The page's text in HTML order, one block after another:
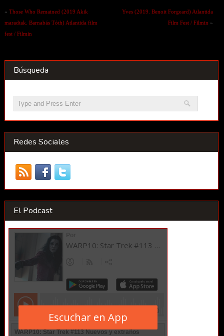
« Those Who Remained (2019 Akik
maradtak. Barnabás Tóth) Atlantida film
fest / Filmin
Yves (2019. Benoit Forgeard) Atlantida
Film Fest / Filmin »
Búsqueda
Redes Sociales
El Podcast